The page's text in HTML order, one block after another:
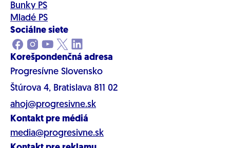
Bunky PS
Mladé PS
Sociálne siete
Korešpondenčná adresa
Progresívne Slovensko
Štúrova 4, Bratislava 811 02
ahoj@progresivne.sk
Kontakt pre médiá
media@progresivne.sk